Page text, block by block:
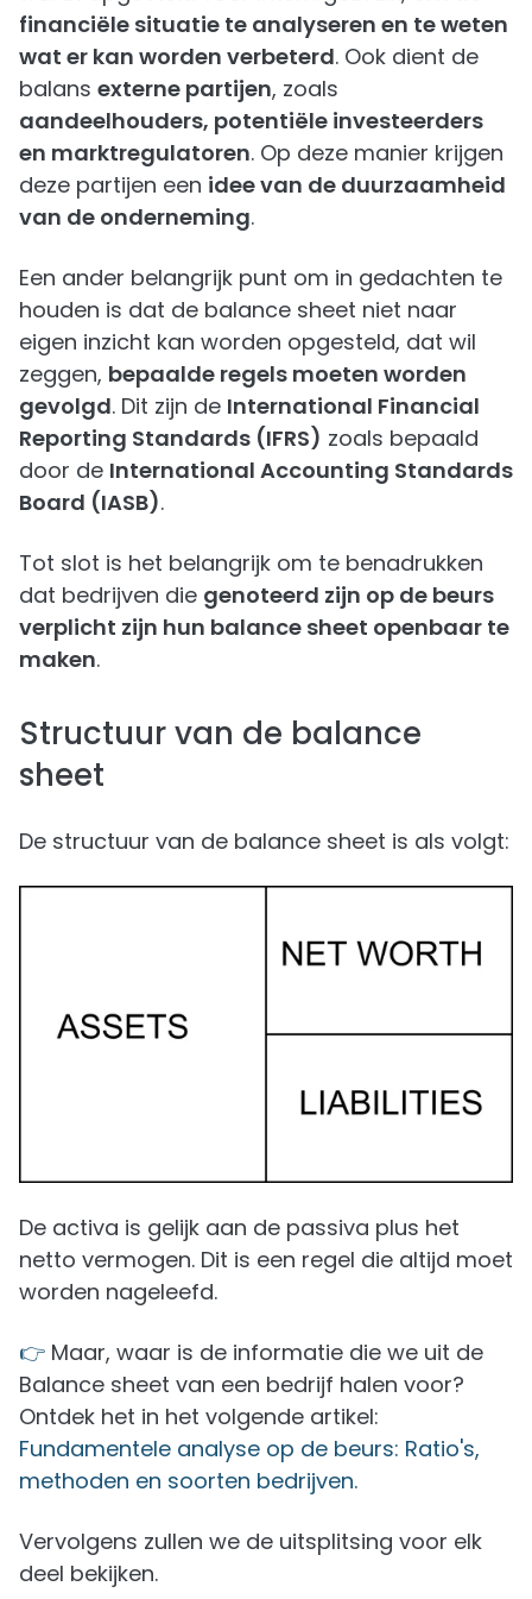
financiële situatie te analyseren en te weten
wat er kan worden verbeterd. Ook dient de
balans externe partijen, zoals
aandeelhouders, potentiële investeerders
en marktregulatoren. Op deze manier krijgen
deze partijen een idee van de duurzaamheid
van de onderneming.
Een ander belangrijk punt om in gedachten te
houden is dat de balance sheet niet naar
eigen inzicht kan worden opgesteld, dat wil
zeggen, bepaalde regels moeten worden
gevolgd. Dit zijn de International Financial
Reporting Standards (IFRS) zoals bepaald
door de International Accounting Standards
Board (IASB).
Tot slot is het belangrijk om te benadrukken
dat bedrijven die genoteerd zijn op de beurs
verplicht zijn hun balance sheet openbaar te
maken.
Structuur van de balance
sheet
De structuur van de balance sheet is als volgt:
De activa is gelijk aan de passiva plus het
netto vermogen. Dit is een regel die altijd moet
worden nageleefd.
👉 Maar, waar is de informatie die we uit de
Balance sheet van een bedrijf halen voor?
Ontdek het in het volgende artikel:
Fundamentele analyse op de beurs: Ratio's,
methoden en soorten bedrijven.
Vervolgens zullen we de uitsplitsing voor elk
deel bekijken.